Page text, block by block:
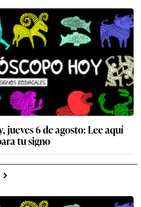
jueves 6 de agosto: Lee aquí
tu signo